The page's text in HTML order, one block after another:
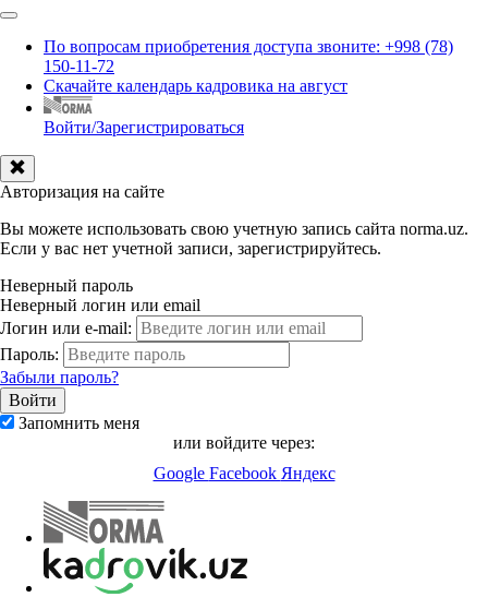
По вопросам приобретения доступа звоните: +998 (78)
150-11-72
Скачайте календарь кадровика на август
Войти/Зарегистрироваться
Авторизация на сайте
Вы можете использовать свою учетную запись сайта norma.uz.
Если у вас нет учетной записи, зарегистрируйтесь.
Неверный пароль
Неверный логин или email
Логин или e-mail:
Пароль:
Забыли пароль?
Запомнить меня
или войдите через:
Google Facebook Яндекс